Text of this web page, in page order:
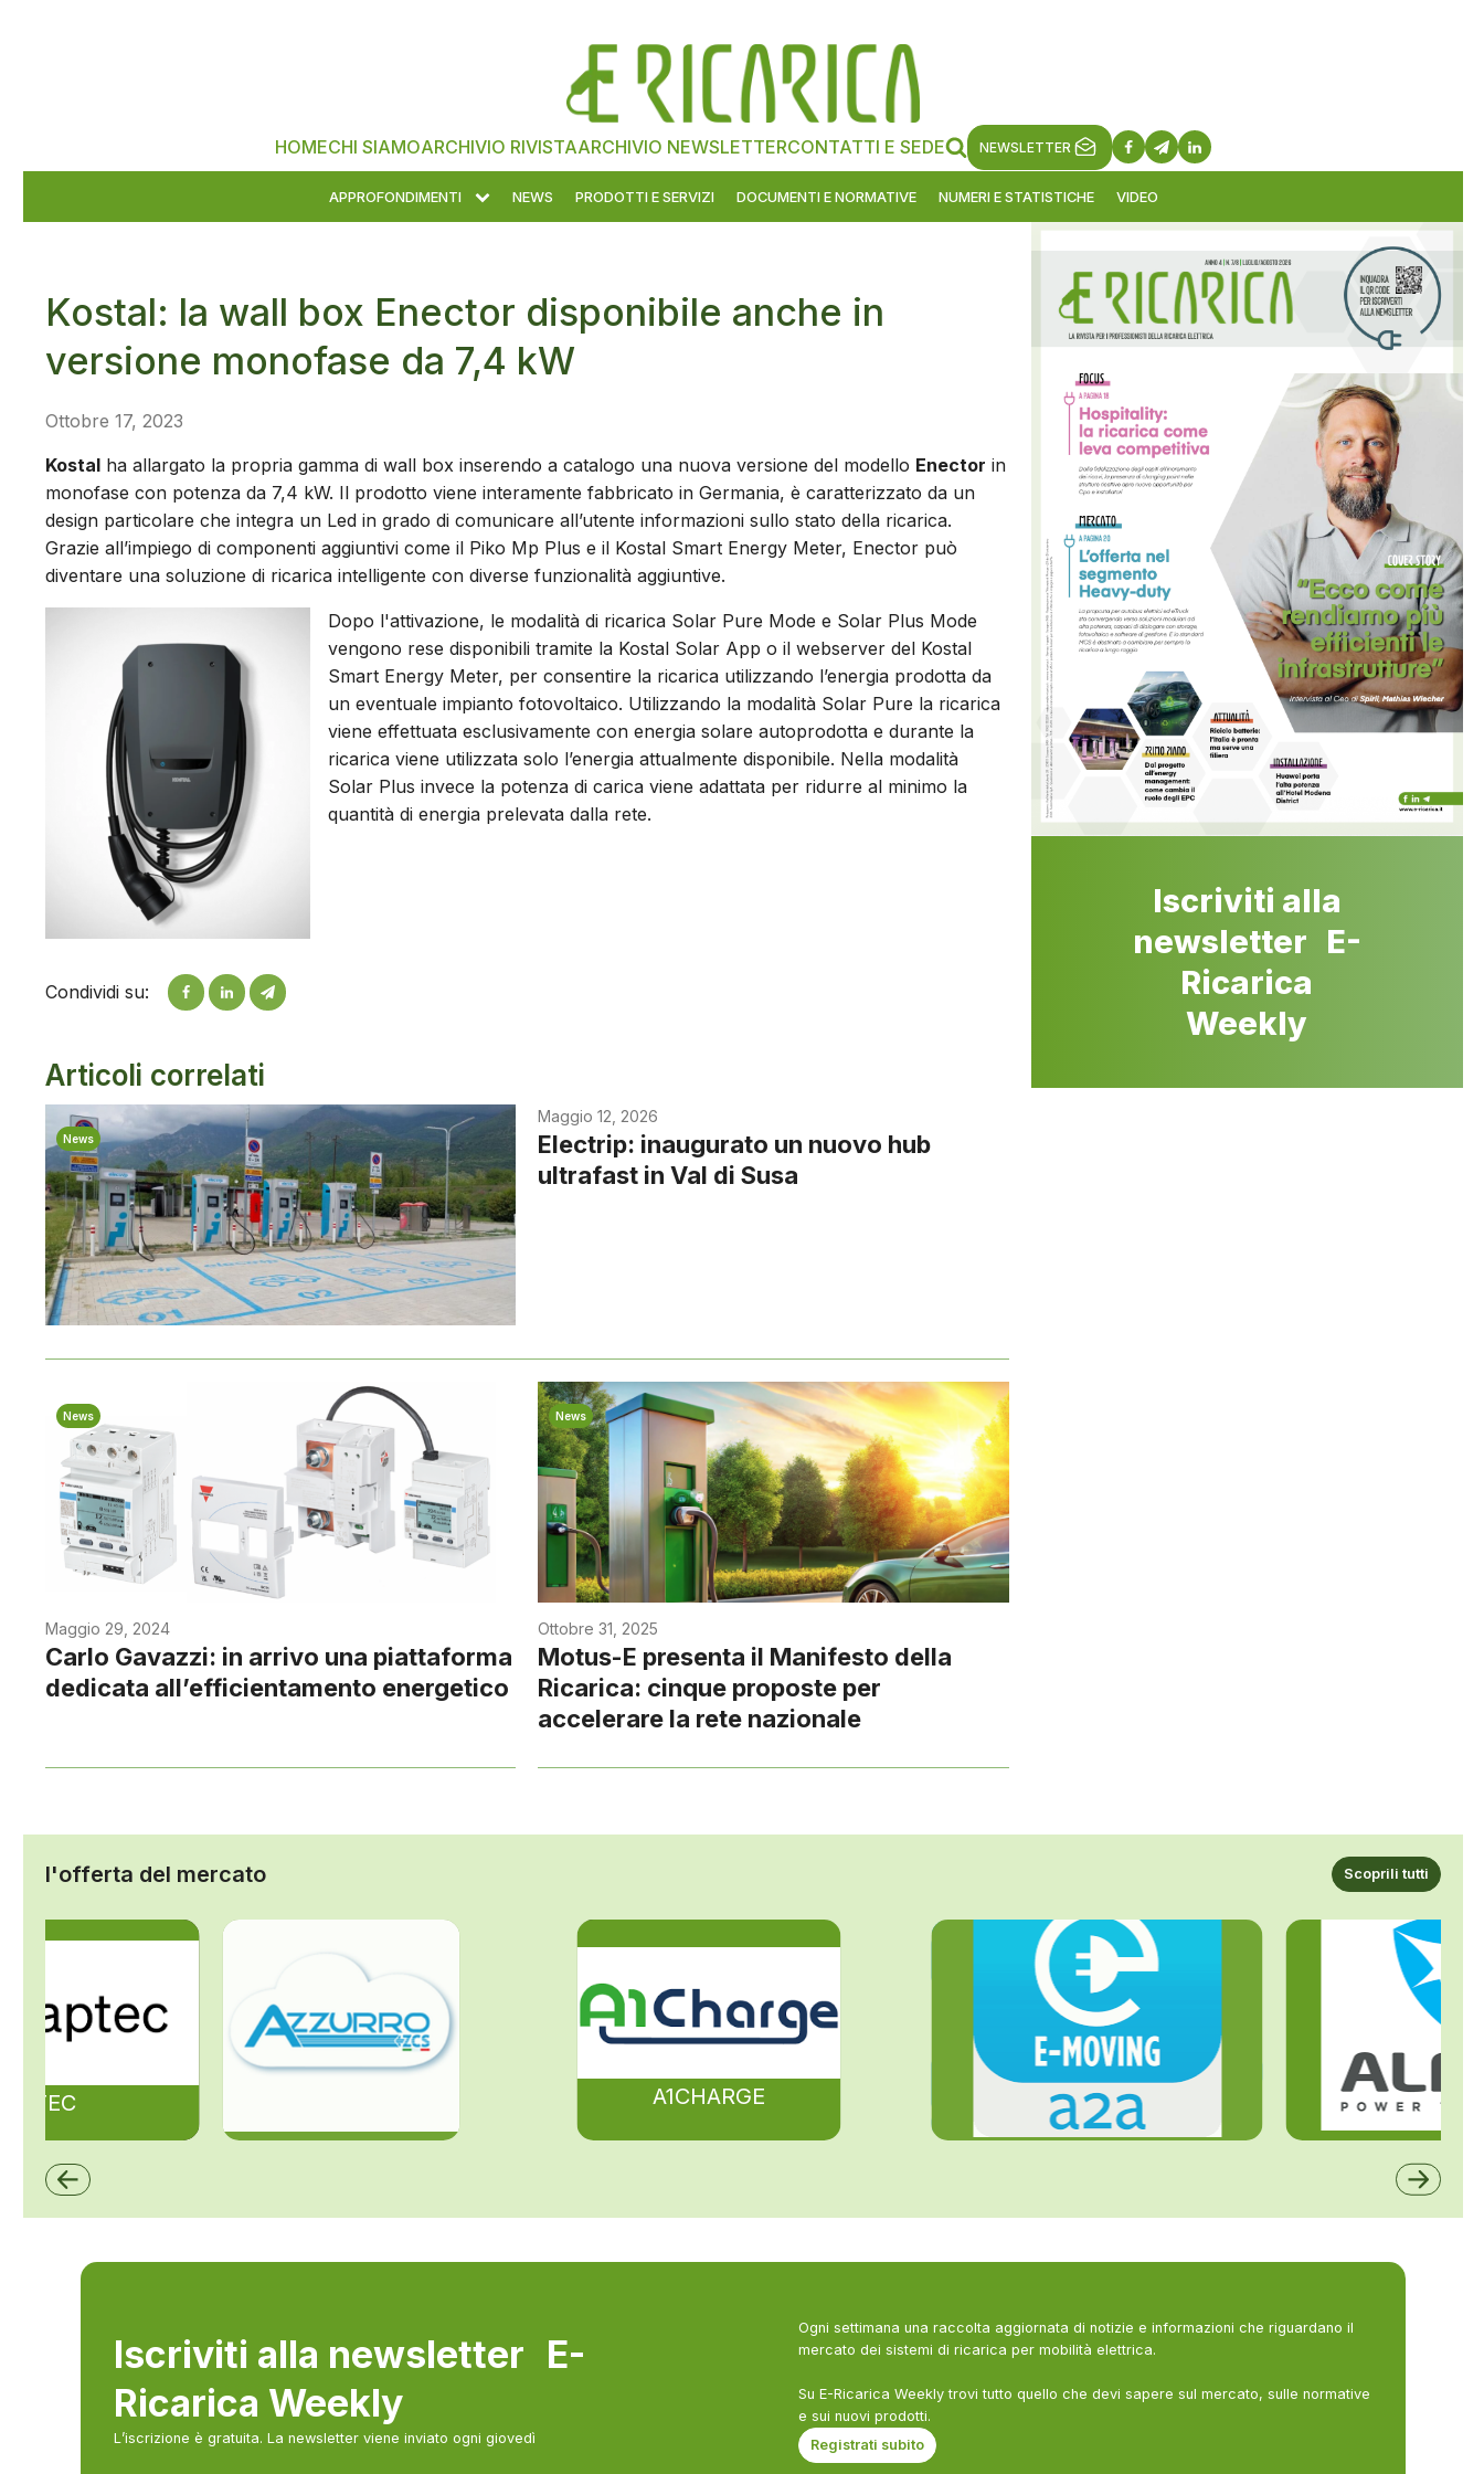
HOMECHI SIAMOARCHIVIO RIVISTAARCHIVIO NEWSLETTERCONTATTI E SEDE NEWSLETTER
APPROFONDIMENTI NEWS PRODOTTI E SERVIZI DOCUMENTI E NORMATIVE NUMERI E STATISTICHE VIDEO
Kostal: la wall box Enector disponibile anche in
versione monofase da 7,4 kW
Ottobre 17, 2023
Kostal ha allargato la propria gamma di wall box inserendo a catalogo una nuova versione del modello Enector in
monofase con potenza da 7,4 kW. Il prodotto viene interamente fabbricato in Germania, è caratterizzato da un
design particolare che integra un Led in grado di comunicare all’utente informazioni sullo stato della ricarica.
Grazie all’impiego di componenti aggiuntivi come il Piko Mp Plus e il Kostal Smart Energy Meter, Enector può
diventare una soluzione di ricarica intelligente con diverse funzionalità aggiuntive.
Dopo l'attivazione, le modalità di ricarica Solar Pure Mode e Solar Plus Mode
vengono rese disponibili tramite la Kostal Solar App o il webserver del Kostal
Smart Energy Meter, per consentire la ricarica utilizzando l’energia prodotta da
un eventuale impianto fotovoltaico. Utilizzando la modalità Solar Pure la ricarica
viene effettuata esclusivamente con energia solare autoprodotta e durante la
ricarica viene utilizzata solo l’energia attualmente disponibile. Nella modalità
Solar Plus invece la potenza di carica viene adattata per ridurre al minimo la
quantità di energia prelevata dalla rete.
Condividi su:
Articoli correlati
News
Maggio 12, 2026
Electrip: inaugurato un nuovo hub
ultrafast in Val di Susa
News
Maggio 29, 2024
Carlo Gavazzi: in arrivo una piattaforma
dedicata all’efficientamento energetico
News
Ottobre 31, 2025
Motus-E presenta il Manifesto della
Ricarica: cinque proposte per
accelerare la rete nazionale
Iscriviti alla
newsletter E-
Ricarica
Weekly
l'offerta del mercato Scoprili tutti
A1CHARGE
ZCS Azzurro
Iscriviti alla newsletter E-
Ricarica Weekly
L’iscrizione è gratuita. La newsletter viene inviato ogni giovedì
Ogni settimana una raccolta aggiornata di notizie e informazioni che riguardano il
mercato dei sistemi di ricarica per mobilità elettrica.
Su E-Ricarica Weekly trovi tutto quello che devi sapere sul mercato, sulle normative
e sui nuovi prodotti.
Registrati subito